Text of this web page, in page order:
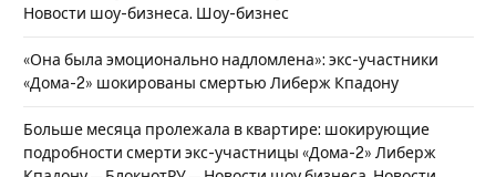
Новости шоу-бизнеса. Шоу-бизнес
«Она была эмоционально надломлена»: экс-участники
«Дома-2» шокированы смертью Либерж Кпадону
Больше месяца пролежала в квартире: шокирующие
подробности смерти экс-участницы «Дома-2» Либерж